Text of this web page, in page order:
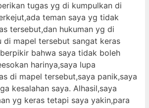
tugas yg di kumpulkan di
teman saya yg tidak
tersebut,dan hukuman yg di
di mapel tersebut sangat keras
bahwa saya tidak boleh
harinya,saya lupa
di mapel tersebut,saya panik,saya
kesalahan saya. Alhasil,saya
yg keras tetapi saya yakin,para